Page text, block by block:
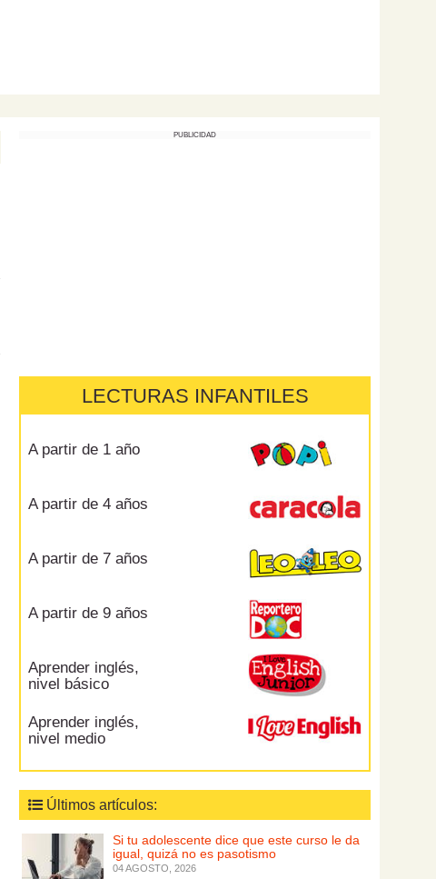
PUBLICIDAD
LECTURAS INFANTILES
A partir de 1 año
A partir de 4 años
A partir de 7 años
A partir de 9 años
Aprender inglés,
nivel básico
Aprender inglés,
nivel medio
Últimos artículos:
Si tu adolescente dice que este curso le da
igual, quizá no es pasotismo
04 AGOSTO, 2026